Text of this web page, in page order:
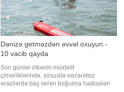
Dənizə getməzdən əvvəl oxuyun -
10 vacib qayda
Son günlər ölkənin müxtəlif
çimərliklərində, xüsusilə nəzarətsiz
ərazilərdə baş verən boğulma hadisələri